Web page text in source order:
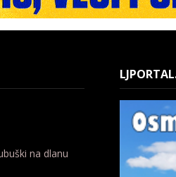
na dlanu